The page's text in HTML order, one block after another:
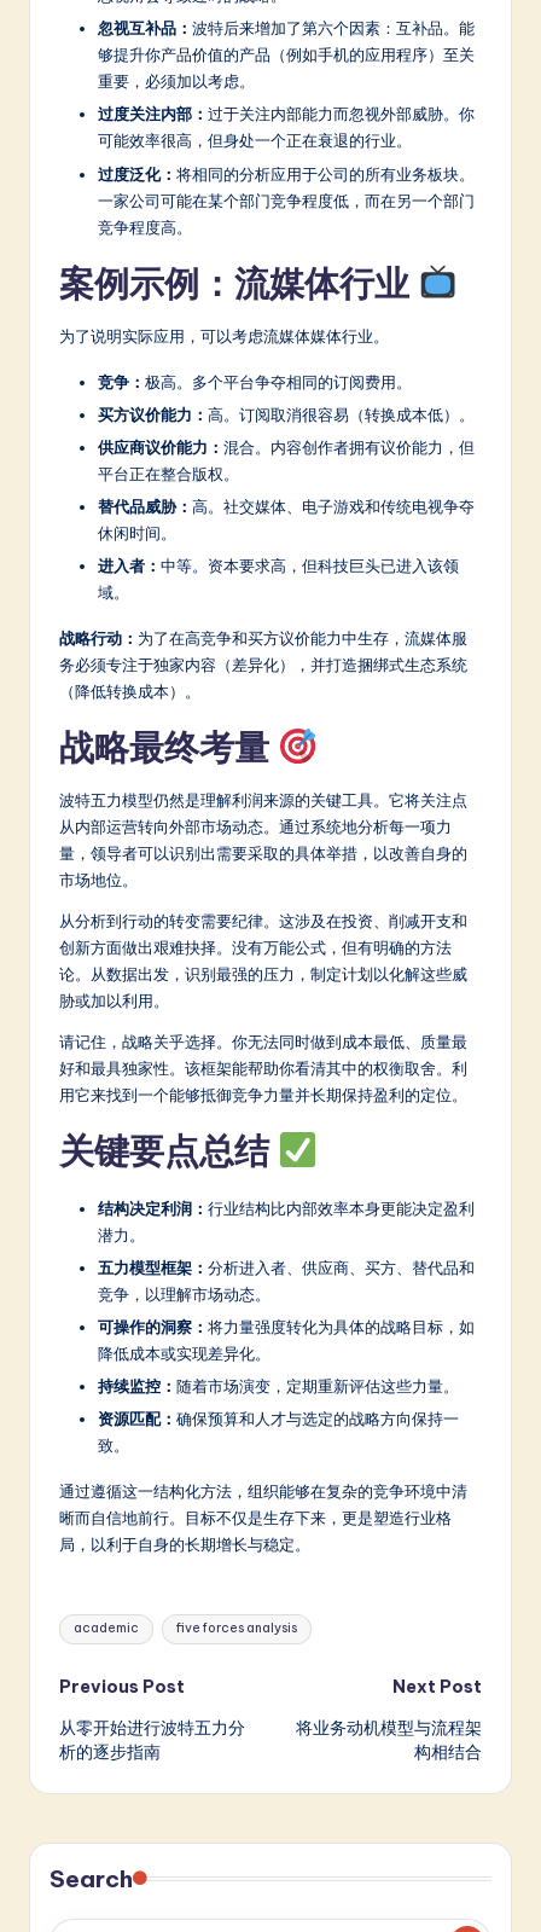
忽视互补品： 波特后来增加了第六个因素：互补品。能
够提升你产品价值的产品（例如手机的应用程序）至关
重要，必须加以考虑。
过度关注内部： 过于关注内部能力而忽视外部威胁。你
可能效率很高，但身处一个正在衰退的行业。
过度泛化： 将相同的分析应用于公司的所有业务板块。
一家公司可能在某个部门竞争程度低，而在另一个部门
竞争程度高。
案例示例：流媒体行业
为了说明实际应用，可以考虑流媒体媒体行业。
竞争： 极高。多个平台争夺相同的订阅费用。
买方议价能力： 高。订阅取消很容易（转换成本低）。
供应商议价能力： 混合。内容创作者拥有议价能力，但
平台正在整合版权。
替代品威胁： 高。社交媒体、电子游戏和传统电视争夺
休闲时间。
进入者： 中等。资本要求高，但科技巨头已进入该领
域。
战略行动： 为了在高竞争和买方议价能力中生存，流媒体服
务必须专注于独家内容（差异化），并打造捆绑式生态系统
（降低转换成本）。
战略最终考量
波特五力模型仍然是理解利润来源的关键工具。它将关注点
从内部运营转向外部市场动态。通过系统地分析每一项力
量，领导者可以识别出需要采取的具体举措，以改善自身的
市场地位。
从分析到行动的转变需要纪律。这涉及在投资、削减开支和
创新方面做出艰难抉择。没有万能公式，但有明确的方法
论。从数据出发，识别最强的压力，制定计划以化解这些威
胁或加以利用。
请记住，战略关乎选择。你无法同时做到成本最低、质量最
好和最具独家性。该框架能帮助你看清其中的权衡取舍。利
用它来找到一个能够抵御竞争力量并长期保持盈利的定位。
关键要点总结
结构决定利润： 行业结构比内部效率本身更能决定盈利
潜力。
五力模型框架： 分析进入者、供应商、买方、替代品和
竞争，以理解市场动态。
可操作的洞察： 将力量强度转化为具体的战略目标，如
降低成本或实现差异化。
持续监控： 随着市场演变，定期重新评估这些力量。
资源匹配： 确保预算和人才与选定的战略方向保持一
致。
通过遵循这一结构化方法，组织能够在复杂的竞争环境中清
晰而自信地前行。目标不仅是生存下来，更是塑造行业格
局，以利于自身的长期增长与稳定。
Tags:
academic five forces analysis
Post
navigation
Previous Post
从零开始进行波特五力分
析的逐步指南
Next Post
将业务动机模型与流程架
构相结合
Search